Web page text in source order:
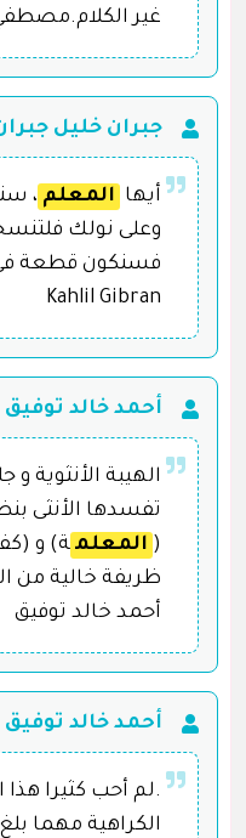
غير
جبران خليل
أيها المعلم ،
وعلى نولك
فسنكون قطعة فى
Kahlil Gibran
أحمد خالد توفيق
الهيبة الأنثوية و
تفسدها الأنثى
( المعلم ة) و
ظريفة خالية من
أحمد خالد توفيق
أحمد خالد توفيق
.لم أحب كثيرا
الكراهية مهما